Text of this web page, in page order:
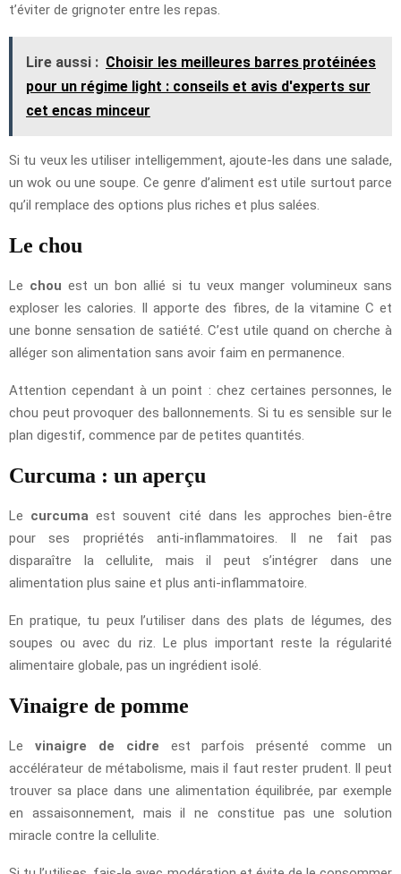
t’éviter de grignoter entre les repas.
Lire aussi : Choisir les meilleures barres protéinées
pour un régime light : conseils et avis d'experts sur
cet encas minceur
Si tu veux les utiliser intelligemment, ajoute-les dans une salade,
un wok ou une soupe. Ce genre d’aliment est utile surtout parce
qu’il remplace des options plus riches et plus salées.
Le chou
Le chou est un bon allié si tu veux manger volumineux sans
exploser les calories. Il apporte des fibres, de la vitamine C et
une bonne sensation de satiété. C’est utile quand on cherche à
alléger son alimentation sans avoir faim en permanence.
Attention cependant à un point : chez certaines personnes, le
chou peut provoquer des ballonnements. Si tu es sensible sur le
plan digestif, commence par de petites quantités.
Curcuma : un aperçu
Le curcuma est souvent cité dans les approches bien-être
pour ses propriétés anti-inflammatoires. Il ne fait pas
disparaître la cellulite, mais il peut s’intégrer dans une
alimentation plus saine et plus anti-inflammatoire.
En pratique, tu peux l’utiliser dans des plats de légumes, des
soupes ou avec du riz. Le plus important reste la régularité
alimentaire globale, pas un ingrédient isolé.
Vinaigre de pomme
Le vinaigre de cidre est parfois présenté comme un
accélérateur de métabolisme, mais il faut rester prudent. Il peut
trouver sa place dans une alimentation équilibrée, par exemple
en assaisonnement, mais il ne constitue pas une solution
miracle contre la cellulite.